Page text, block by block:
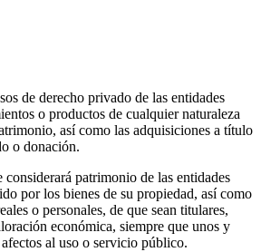
de derecho privado de las entidades
o productos de cualquier naturaleza
así como las adquisiciones a título
o donación.
considerará patrimonio de las entidades
por los bienes de su propiedad, así como
o personales, de que sean titulares,
económica, siempre que unos y
al uso o servicio público.